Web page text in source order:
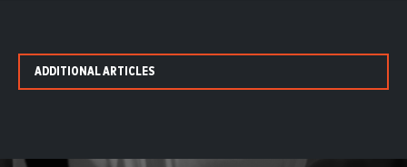
ADDITIONAL ARTICLES